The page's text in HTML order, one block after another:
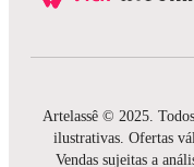
Artelassê © 2025.
ilustrativas. Ofertas
Vendas sujeitas a